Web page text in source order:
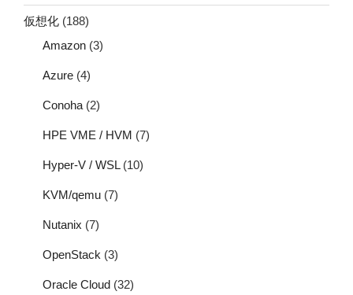
仮想化 (188)
Amazon (3)
Azure (4)
Conoha (2)
HPE VME / HVM (7)
Hyper-V / WSL(10)
KVM/qemu (7)
Nutanix (7)
OpenStack (3)
Oracle Cloud (32)